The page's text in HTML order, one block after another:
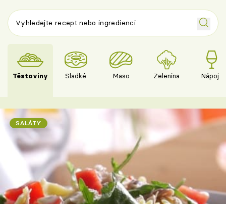
Těstoviny Sladké Maso Zelenina Nápoje
SALÁTY